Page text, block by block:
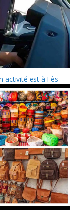
activité est à Fès